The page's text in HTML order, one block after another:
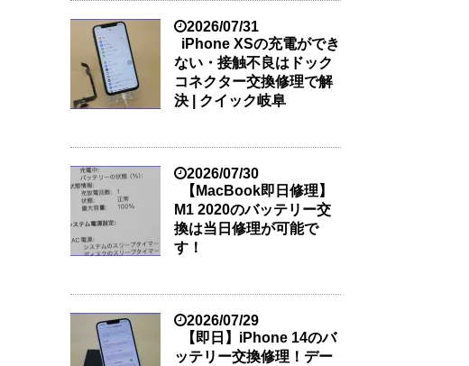
2026/07/31
iPhone XSの充電ができ
ない・接触不良はドック
コネクター交換修理で解
決 | クイック岐阜
2026/07/30
【MacBook即日修理】
M1 2020のバッテリー交
換は当日修理が可能で
す！
2026/07/29
【即日】iPhone 14のバ
ッテリー交換修理！デー